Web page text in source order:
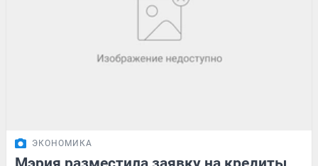
ЭКОНОМИКА